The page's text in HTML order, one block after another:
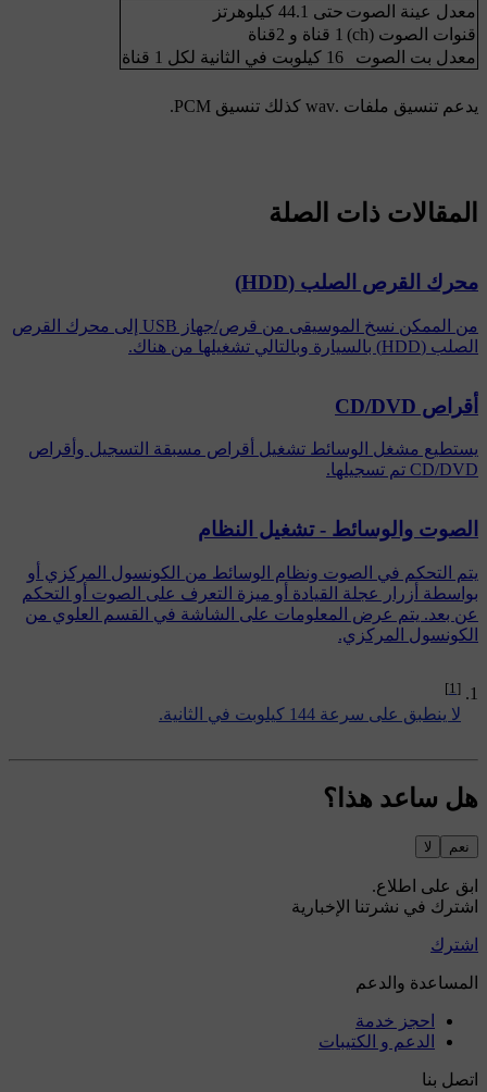
معدل عينة الصوت حتى 44.1 كيلوهرتز
قنوات الصوت (ch)
1 قناة و 2قناة
معدل بت الصوت
16 كيلوبت في الثانية لكل 1 قناة
يدعم تنسيق ملفات .wav كذلك تنسيق PCM.
[1]
لا ينطبق على سرعة 144 كيلوبت في الثانية.
المقالات ذات الصلة
محرك القرص الصلب (HDD)
من الممكن نسخ الموسيقى من قرص/جهاز USB إلى محرك القرص
الصلب (HDD) بالسيارة وبالتالي تشغيلها من هناك.
أقراص CD/DVD
يستطيع مشغل الوسائط تشغيل أقراص مسبقة التسجيل وأقراص
CD/DVD تم تسجيلها.
الصوت والوسائط - تشغيل النظام
يتم التحكم في الصوت ونظام الوسائط من الكونسول المركزي أو
بواسطة أزرار عجلة القيادة أو ميزة التعرف على الصوت أو التحكم
عن بعد. يتم عرض المعلومات على الشاشة في القسم العلوي من
الكونسول المركزي.
هل ساعد هذا؟
نعم لا